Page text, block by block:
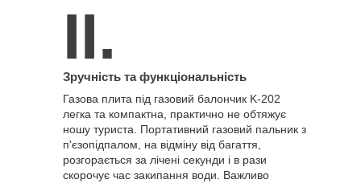
ІІ.
Зручність та функціональність
Газова плита під газовий балончик K-202
легка та компактна, практично не обтяжує
ношу туриста. Портативний газовий пальник з
п'єзопідпалом, на відміну від багаття,
розгорається за лічені секунди і в рази
скорочує час закипання води. Важливо